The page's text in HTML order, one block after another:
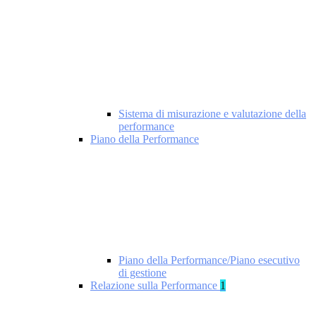
Sistema di misurazione e valutazione della
performance
Piano della Performance
Piano della Performance/Piano esecutivo
di gestione
Relazione sulla Performance 1